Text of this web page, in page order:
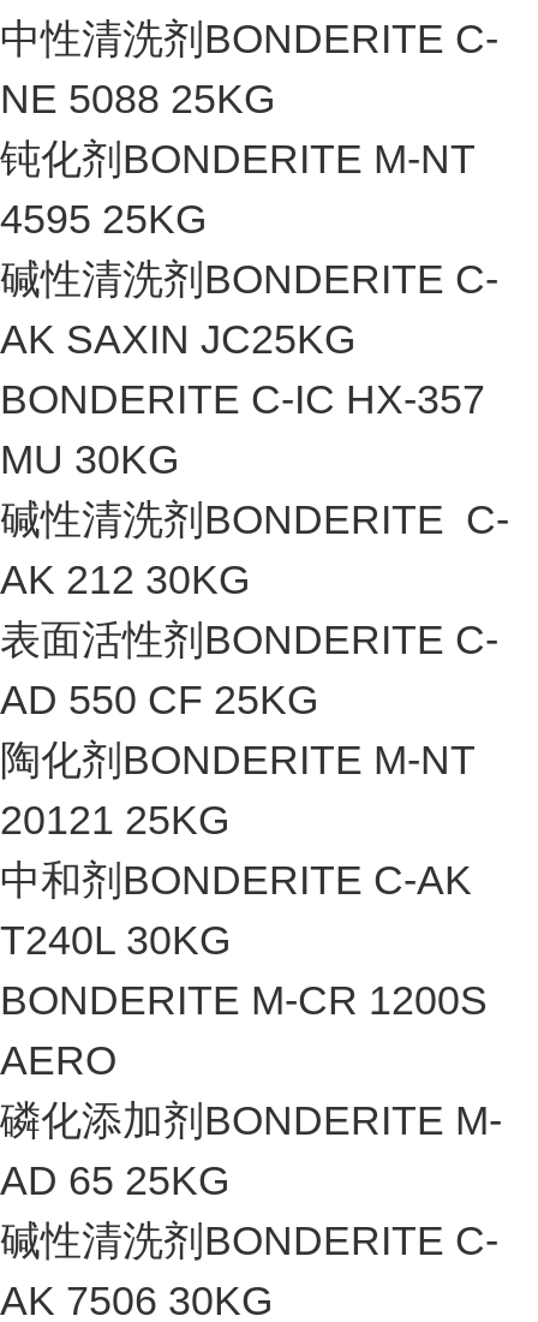
中性清洗剂BONDERITE C-
NE 5088 25KG
钝化剂BONDERITE M-NT
4595 25KG
碱性清洗剂BONDERITE C-
AK SAXIN JC25KG
BONDERITE C-IC HX-357
MU 30KG
碱性清洗剂BONDERITE C-
AK 212 30KG
表面活性剂BONDERITE C-
AD 550 CF 25KG
陶化剂BONDERITE M-NT
20121 25KG
中和剂BONDERITE C-AK
T240L 30KG
BONDERITE M-CR 1200S
AERO
磷化添加剂BONDERITE M-
AD 65 25KG
碱性清洗剂BONDERITE C-
AK 7506 30KG